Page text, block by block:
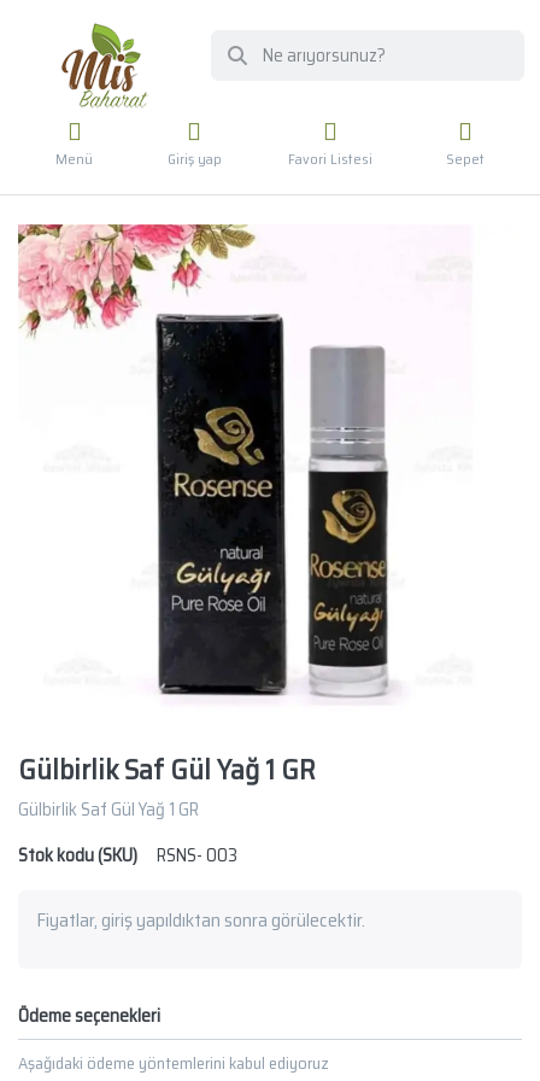
Menü Giriş yap Favori Listesi Sepet
Gülbirlik Saf Gül Yağ 1 GR
Gülbirlik Saf Gül Yağ 1 GR
Stok kodu (SKU)
RSNS- 003
Fiyatlar, giriş yapıldıktan sonra görülecektir.
Ödeme seçenekleri
Aşağıdaki ödeme yöntemlerini kabul ediyoruz